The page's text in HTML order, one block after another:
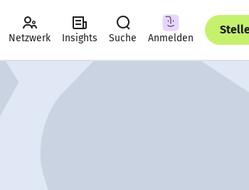
Netzwerk Insights Suche Anmelden